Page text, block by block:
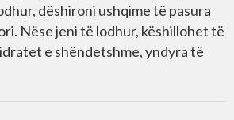
dëshironi ushqime të pasura
Nëse jeni të lodhur, këshillohet të
e shëndetshme, yndyra të